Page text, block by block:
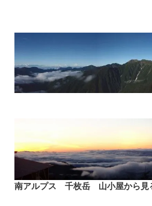
南アルプス 千枚岳 山小屋から見